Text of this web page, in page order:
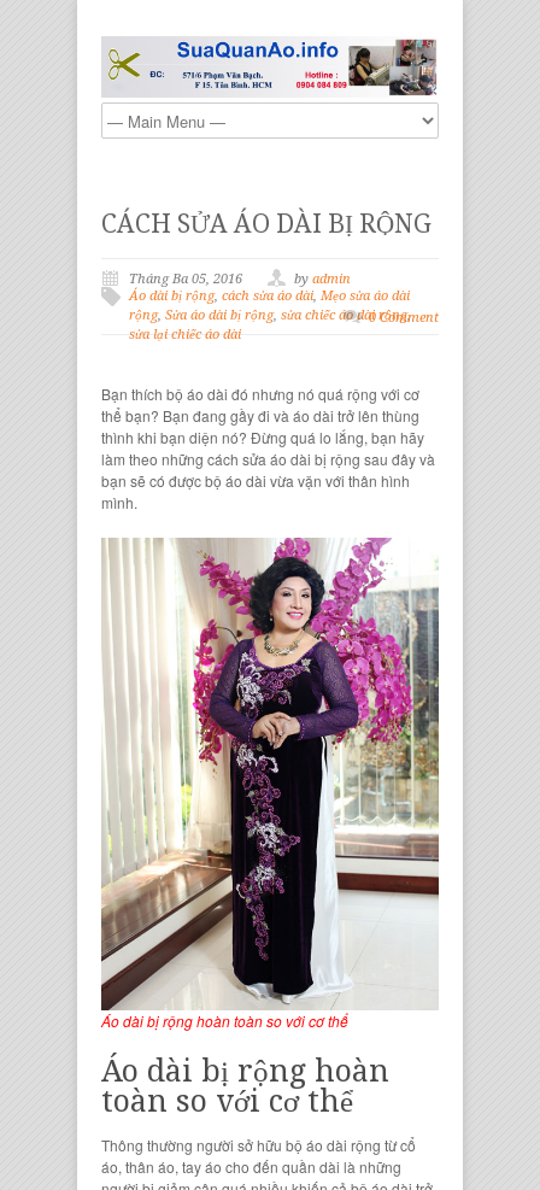
CÁCH SỬA ÁO DÀI BỊ RỘNG
Tháng Ba 05, 2016 by admin
Áo dài bị rộng, cách sửa áo dài, Mẹo sửa áo dài
rộng, Sửa áo dài bị rộng, sửa chiếc áo dài rộng,
sửa lại chiếc áo dài
0 Comment
Bạn thích bộ áo dài đó nhưng nó quá rộng với cơ
thể bạn? Bạn đang gầy đi vàáo dài trở lên thùng
thình khi bạn diện nó? Đừng quá lo lắng, bạn hãy
làm theo những cách sửa áo dài bị rộng sau đây và
bạn sẽ có đượcbộ áo dài vừa vặn với thân hình
mình.
Áo dài bị rộng hoàn toàn so với cơ thể
Áo dài bị rộng hoàn
toàn so với cơ thể
Thông thường người sở hữu bộ áo dài rộng từcổ
áo, thân áo, tay áo cho đến quần dài là những